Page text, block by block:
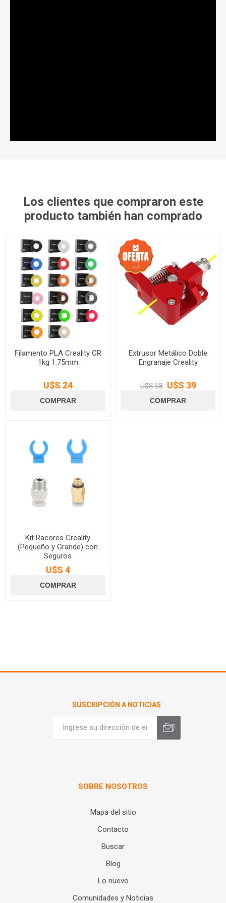
Los clientes que compraron este
producto también han comprado
Filamento PLA Creality CR
1kg 1.75mm
U$S 24
Extrusor Metálico Doble
Engranaje Creality
U$S 58 U$S 39
Kit Racores Creality
(Pequeño y Grande) con
Seguros
U$S 4
SUSCRIPCIÓN A NOTICIAS
SOBRE NOSOTROS
Mapa del sitio
Contacto
Buscar
Blog
Lo nuevo
Comunidades y Noticias